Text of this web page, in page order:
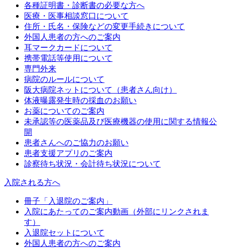
各種証明書・診断書の必要な方へ
医療・医事相談窓口について
住所・氏名・保険などの変更手続きについて
外国人患者の方へのご案内
耳マークカードについて
携帯電話等使用について
専門外来
病院のルールについて
阪大病院ネットについて（患者さん向け）
体液曝露発生時の採血のお願い
お薬についてのご案内
未承認等の医薬品及び医療機器の使用に関する情報公
開
患者さんへのご協力のお願い
患者支援アプリのご案内
診察待ち状況・会計待ち状況について
入院される方へ
冊子「入退院のご案内」
入院にあたってのご案内動画（外部にリンクされま
す）
入退院セットについて
外国人患者の方へのご案内